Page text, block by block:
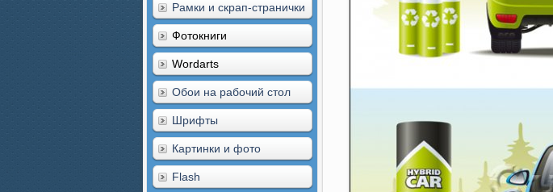
Рамки и скрап-странички
Фотокниги
Wordarts
Обои на рабочий стол
Шрифты
Картинки и фото
Flash